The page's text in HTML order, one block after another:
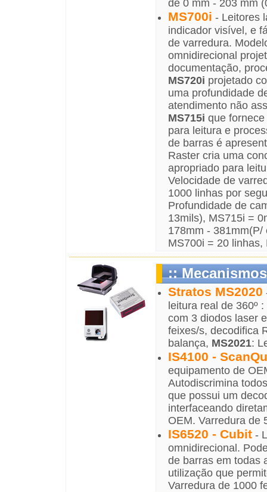
de 0 mm - 203 mm
MS700i - Leitores
indicador visível, e
de varredura.
omnidirecional
documentação,
MS720i projetado
uma profundidade
atendimento não
MS715i que
para leitura e
de barras é
Raster cria uma
apropriado para
Velocidade de
1000 linhas por
Profundidade de
13mils), MS715i =
178mm -
MS700i = 20
::
Stratos MS2020
leitura real de 360º
com 3 diodos laser
feixes/s, decodifica
balança, MS2021:
IS4100 -
equipamento de
Autodiscrimina
que possui um
interfaceando
OEM. Varredura de
IS6520 - Cubit -
omnidirecional.
de barras em todas
utilização que
Varredura de 1000